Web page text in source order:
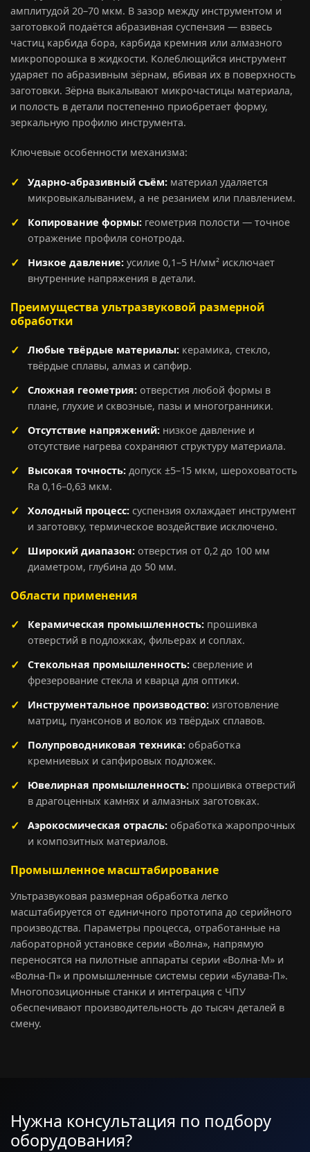
амплитудой 20–70 мкм. В зазор между инструментом и
заготовкой подаётся абразивная суспензия — взвесь
частиц карбида бора, карбида кремния или алмазного
микропорошка в жидкости. Колеблющийся инструмент
ударяет по абразивным зёрнам, вбивая их в поверхность
заготовки. Зёрна выкалывают микрочастицы материала,
и полость в детали постепенно приобретает форму,
зеркальную профилю инструмента.
Ключевые особенности механизма:
Ударно-абразивный съём: материал удаляется
микровыкалыванием, а не резанием или плавлением.
Копирование формы: геометрия полости — точное
отражение профиля сонотрода.
Низкое давление: усилие 0,1–5 Н/мм² исключает
внутренние напряжения в детали.
Преимущества ультразвуковой размерной
обработки
Любые твёрдые материалы: керамика, стекло,
твёрдые сплавы, алмаз и сапфир.
Сложная геометрия: отверстия любой формы в
плане, глухие и сквозные, пазы и многогранники.
Отсутствие напряжений: низкое давление и
отсутствие нагрева сохраняют структуру материала.
Высокая точность: допуск ±5–15 мкм, шероховатость
Ra 0,16–0,63 мкм.
Холодный процесс: суспензия охлаждает инструмент
и заготовку, термическое воздействие исключено.
Широкий диапазон: отверстия от 0,2 до 100 мм
диаметром, глубина до 50 мм.
Области применения
Керамическая промышленность: прошивка
отверстий в подложках, фильерах и соплах.
Стекольная промышленность: сверление и
фрезерование стекла и кварца для оптики.
Инструментальное производство: изготовление
матриц, пуансонов и волок из твёрдых сплавов.
Полупроводниковая техника: обработка
кремниевых и сапфировых подложек.
Ювелирная промышленность: прошивка отверстий
в драгоценных камнях и алмазных заготовках.
Аэрокосмическая отрасль: обработка жаропрочных
и композитных материалов.
Промышленное масштабирование
Ультразвуковая размерная обработка легко
масштабируется от единичного прототипа до серийного
производства. Параметры процесса, отработанные на
лабораторной установке серии «Волна», напрямую
переносятся на пилотные аппараты серии «Волна-М» и
«Волна-П» и промышленные системы серии «Булава-П».
Многопозиционные станки и интеграция с ЧПУ
обеспечивают производительность до тысяч деталей в
смену.
Нужна консультация по подбору
оборудования?